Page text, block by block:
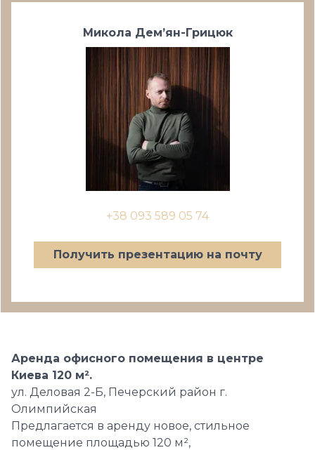
Микола Дем’ян-Грицюк
+38 093 589 05 74
Получить презентацию на почту
Аренда офисного помещения в центре
Киева 120 м².
ул. Деловая 2-Б, Печерский район г.
Олимпийская
Предлагается в аренду новое, стильное
помещение площадью 120 м²,